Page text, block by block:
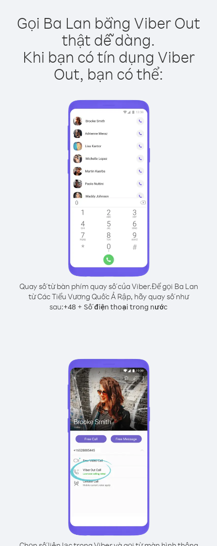
Gọi Ba Lan bằng Viber Out
thật dễ dàng.
Khi bạn có tín dụng Viber
Out, bạn có thể:
Quay số từ bàn phím quay số của Viber.Để gọi Ba Lan
từ Các Tiểu Vương Quốc Ả Rập, hãy quay số như
sau:+48 + Số điện thoại trong nước